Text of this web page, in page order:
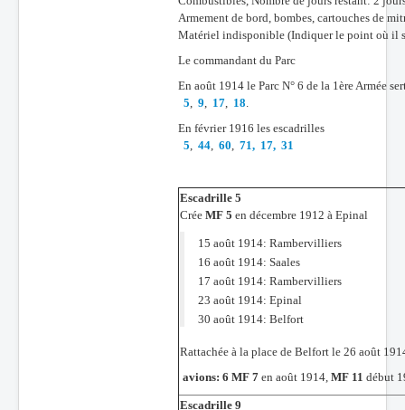
Armement de bord, bombes, cartouches de
Matériel indisponible (Indiquer le point où il
Le commandant du Parc
En août 1914 le Parc N° 6 de la 1ère Armée
5, 9, 17, 18.
En février 1916 les escadrilles
5, 44, 60, 71, 17, 31
Escadrille 5
Crée MF 5 en décembre 1912 à Epinal
15 août 1914: Rambervilliers
16 août 1914: Saales
17 août 1914: Rambervilliers
23 août 1914: Epinal
30 août 1914: Belfort
Rattachée à la place de Belfort le 26 août
avions: 6 MF 7 en août 1914, MF 11 début
Escadrille 9